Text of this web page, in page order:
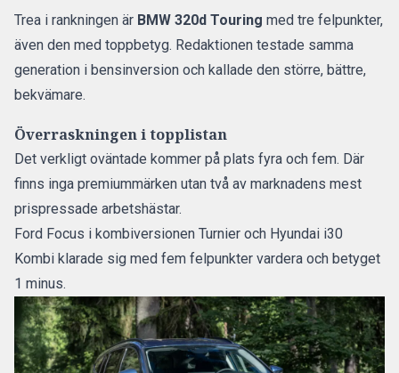
Trea i rankningen är BMW 320d Touring med tre felpunkter,
även den med toppbetyg. Redaktionen testade samma
generation i bensinversion och kallade den större, bättre,
bekvämare.
Överraskningen i topplistan
Det verkligt oväntade kommer på plats fyra och fem. Där
finns inga premiummärken utan två av marknadens mest
prispressade arbetshästar.
Ford Focus i kombiversionen Turnier och Hyundai i30
Kombi klarade sig med fem felpunkter vardera och betyget
1 minus.